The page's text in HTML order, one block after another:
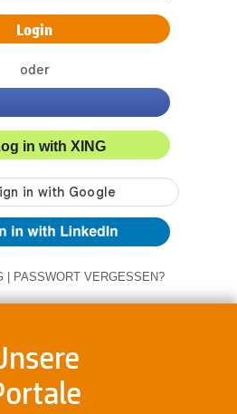
oder
in with XING
| PASSWORT VERGESSEN?